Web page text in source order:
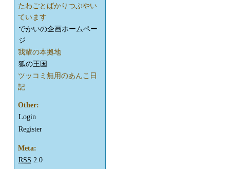
たわごとばかりつぶやい
ています
でかいの企画ホームペー
ジ
我輩の本拠地
狐の王国
ツッコミ無用のあんこ日
記
Other:
Login
Register
Meta:
RSS 2.0